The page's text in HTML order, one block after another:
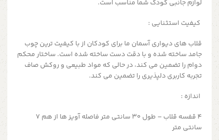
لوازم جانبی کودک شما مناسب است.
کیفیت استثنایی :
قلاب های دیواری آسمان ما برای کودکان از با کیفیت ترین چوب
جامد ساخته شده و با دقت دست ساخته شده است. ساختار محکم
دوام را تضمین می کند، در حالی که مواد طبیعی و روکش صاف
تجربه کاربری دلپذیری را تضمین می کند.
اندازه :
4 قفسه قلاب – طول 30 سانتی متر فاصله آویز ها از هم 7
سانتی متر